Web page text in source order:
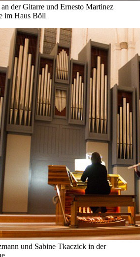
der Gitarre und Ernesto Martinez
im Haus Böll
und Sabine Tkaczick in der